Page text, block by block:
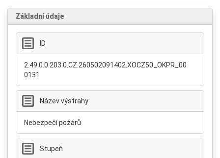
Základní údaje
ID
2.49.0.0.203.0.CZ.260502091402.XOCZ50_OKPR_00
0131
Název výstrahy
Nebezpečí požárů
Stupeň